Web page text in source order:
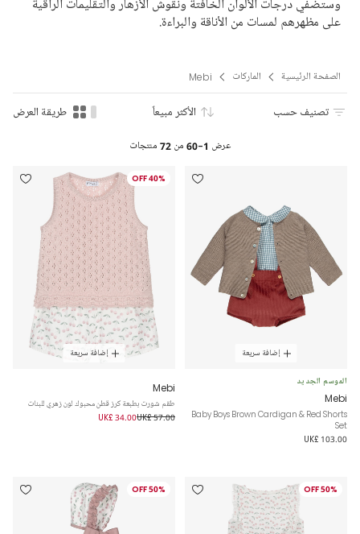
وستضفي درجات الألوان الخافتة ونقوش الأزهار والتقليمات الراقية
على مظهرهم لمسات من الأناقة والبراءة.
الصفحة الرئيسية الماركات Mebi
تصنيف حسب الأكثر مبيعاً طريقة العرض
عرض 1-60 من 72 منتجات
إضافة سريعة
الموسم الجديد
Mebi
Baby Boys Brown Cardigan & Red Shorts
Set
UK£ 103.00
40% OFF
إضافة سريعة
Mebi
طقم شورت بطبعة كرز قطن محبوك لون زهري للبنات
UK£ 57.00
UK£ 34.00
50% OFF
50% OFF